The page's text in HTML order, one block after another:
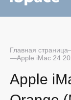
Главная страница
Apple iMac 24
Apple